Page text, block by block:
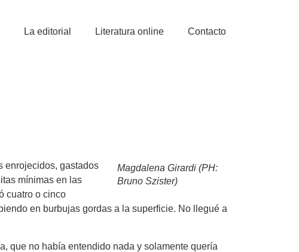
La editorial Literatura online Contacto
Magdalena Girardi (PH:
Bruno Szister)
enrojecidos, gastados
mínimas en las
cuatro o cinco
en burbujas gordas a la superficie. No llegué a
que no había entendido nada y solamente quería